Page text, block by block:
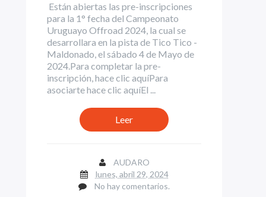
Están abiertas las pre-inscripciones
para la 1° fecha del Campeonato
Uruguayo Offroad 2024, la cual se
desarrollara en la pista de Tico Tico -
Maldonado, el sábado 4 de Mayo de
2024.Para completar la pre-
inscripción, hace clic aquíPara
asociarte hace clic aquíEl ...
Leer
AUDARO
lunes, abril 29, 2024
No hay comentarios.